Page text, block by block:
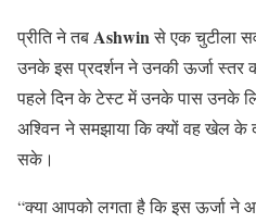
प्रीति ने तबAshwinसे एक चुटीला
उनके इस प्रदर्शन ने उनकी ऊर्जा स्तर
पहले दिन के टेस्ट में उनके पास उनके
अश्विन ने समझाया कि क्यों वह खेल के
सके।
“क्या आपको लगता है कि इस ऊर्जा ने